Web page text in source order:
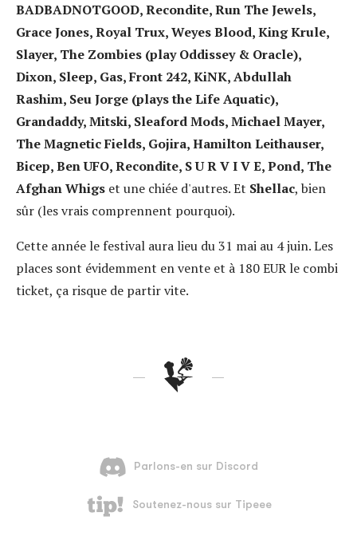
BADBADNOTGOOD, Recondite, Run The Jewels,
Grace Jones, Royal Trux, Weyes Blood, King Krule,
Slayer, The Zombies (play Oddissey & Oracle),
Dixon, Sleep, Gas, Front 242, KiNK, Abdullah
Rashim, Seu Jorge (plays the Life Aquatic),
Grandaddy, Mitski, Sleaford Mods, Michael Mayer,
The Magnetic Fields, Gojira, Hamilton Leithauser,
Bicep, Ben UFO, Recondite, S U R V I V E, Pond, The
Afghan Whigs et une chiée d'autres. Et Shellac, bien
sûr (les vrais comprennent pourquoi).
Cette année le festival aura lieu du 31 mai au 4 juin. Les
places sont évidemment en vente et à 180 EUR le combi
ticket, ça risque de partir vite.